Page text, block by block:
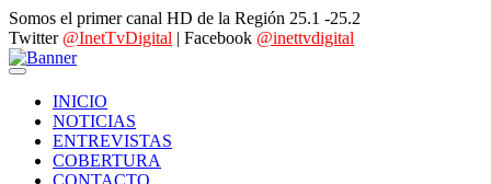
Somos el primer canal HD de la Región 25.1 -25.2
Twitter @InetTvDigital | Facebook @inettvdigital
INICIO
NOTICIAS
ENTREVISTAS
COBERTURA
CONTACTO